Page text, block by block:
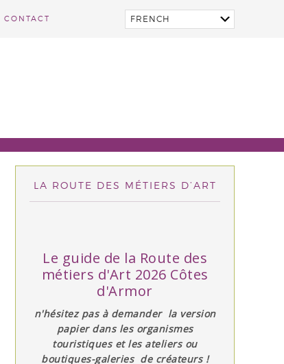
CONTACT
LA ROUTE DES MÉTIERS D’ART
Le guide de la Route des
métiers d'Art 2026 Côtes
d'Armor
n'hésitez pas à demander la version
papier dans les organismes
touristiques et les ateliers ou
boutiques-galeries de créateurs !